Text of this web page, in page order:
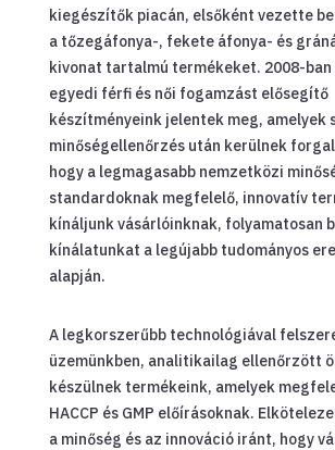
kiegészítők piacán, elsőként vezette
a tőzegáfonya-, fekete áfonya- és
kivonat tartalmú termékeket. 2008-ban
egyedi férfi és női fogamzást elősegítő
készítményeink jelentek meg, amelyek
minőségellenőrzés után kerülnek
hogy a legmagasabb nemzetközi
standardoknak megfelelő, innovatív
kínáljunk vásárlóinknak, folyamatosan
kínálatunkat a legújabb tudományos
alapján.
A legkorszerűbb technológiával
üzemünkben, analitikailag ellenőrzött
készülnek termékeink, amelyek
HACCP és GMP előírásoknak.
a minőség és az innováció iránt, hogy